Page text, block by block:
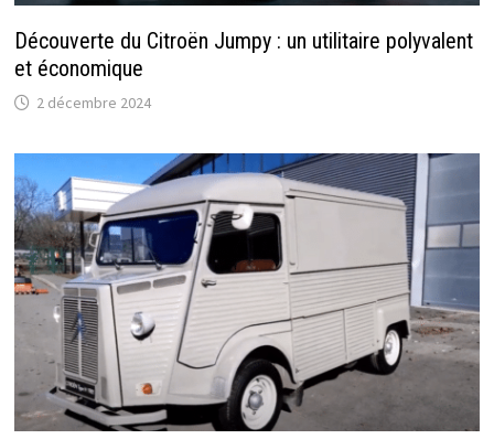
Découverte du Citroën Jumpy : un utilitaire polyvalent
et économique
2 décembre 2024